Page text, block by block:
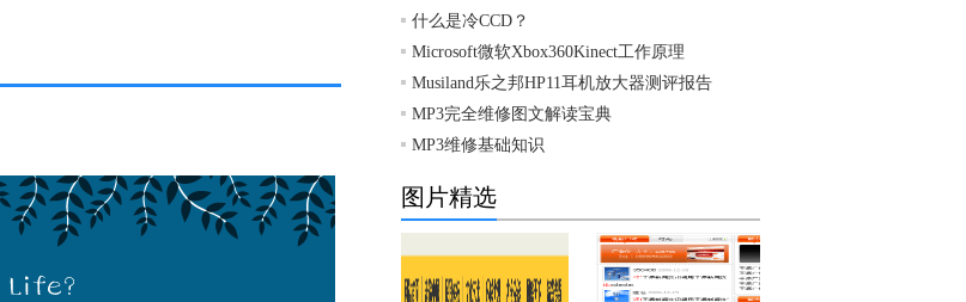
什么是冷CCD？
Microsoft微软Xbox360Kinect工作原理
Musiland乐之邦HP11耳机放大器测评报告
MP3完全维修图文解读宝典
MP3维修基础知识
图片精选